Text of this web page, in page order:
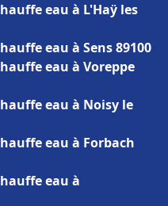
eau à L'Haÿ les
eau à Sens 89100
eau à Voreppe
eau à Noisy le
eau à Forbach
eau à